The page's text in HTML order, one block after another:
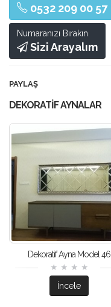
0532 209 00 57
Numaranızı Bırakın
Sizi Arayalım
PAYLAŞ
DEKORATIF AYNALAR
Dekoratif Ayna Model 46
İncele